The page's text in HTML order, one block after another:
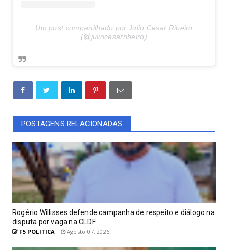
Um post compartilhado por Julio Cesar Ribeiro
(@juliocesarribeiro)
POSTAGENS RELACIONADAS
Rogério Willisses defende campanha de respeito e diálogo na
disputa por vaga na CLDF
F5 POLITICA Agosto 07, 2026